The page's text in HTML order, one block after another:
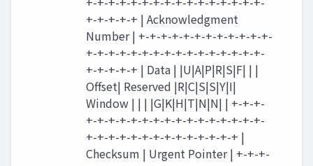
+-+-+-+-+ | Acknowledgment
Number | +-+-+-+-+-+-+-+-+-+-+-+-
+-+-+-+-+-+-+-+-+-+-+-+-+-+-+-+-
+-+-+-+-+ | Data | |U|A|P|R|S|F| | |
Offset| Reserved |R|C|S|S|Y|I|
Window | | | |G|K|H|T|N|N| | +-+-+-
+-+-+-+-+-+-+-+-+-+-+-+-+-+-+-+-
+-+-+-+-+-+-+-+-+-+-+-+-+-+ |
Checksum | Urgent Pointer | +-+-+-